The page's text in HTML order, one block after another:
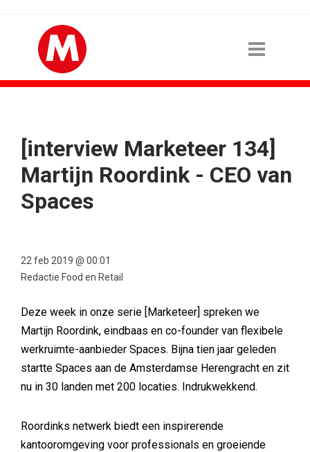
[interview Marketeer 134]
Martijn Roordink - CEO van
Spaces
22 feb 2019 @ 00:01
Redactie Food en Retail
Deze week in onze serie [Marketeer] spreken we
Martijn Roordink, eindbaas en co-founder van flexibele
werkruimte-aanbieder Spaces. Bijna tien jaar geleden
startte Spaces aan de Amsterdamse Herengracht en zit
nu in 30 landen met 200 locaties. Indrukwekkend.
Roordinks netwerk biedt een inspirerende
kantooromgeving voor professionals en groeiende